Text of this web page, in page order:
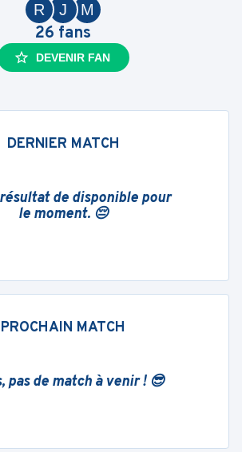
M
J
R
26 fans
DEVENIR FAN
DERNIER MATCH
de disponible pour
le moment. 😔
PROCHAIN MATCH
pas de match à venir ! 😎